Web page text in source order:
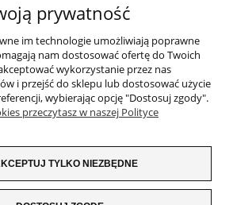
ZAKUPY
prywatność
im technologie umożliwiają poprawne
nam dostosować ofertę do Twoich
wykorzystanie przez nas
i przejść do sklepu lub dostosować użycie
wybierając opcję "Dostosuj zgody".
przeczytasz w naszej Polityce
TYLKO NIEZBĘDNE